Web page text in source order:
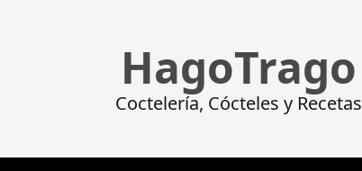
HagoTrago
Coctelería, Cócteles y Recetas